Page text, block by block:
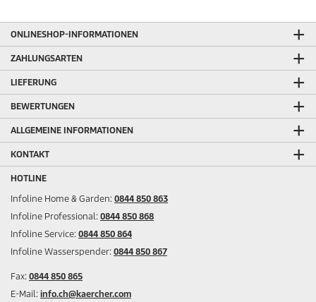
ONLINESHOP-INFORMATIONEN
ZAHLUNGSARTEN
LIEFERUNG
BEWERTUNGEN
ALLGEMEINE INFORMATIONEN
KONTAKT
HOTLINE
Infoline Home & Garden: 0844 850 863
Infoline Professional: 0844 850 868
Infoline Service: 0844 850 864
Infoline Wasserspender: 0844 850 867
Fax: 0844 850 865
E-Mail: info.ch@kaercher.com